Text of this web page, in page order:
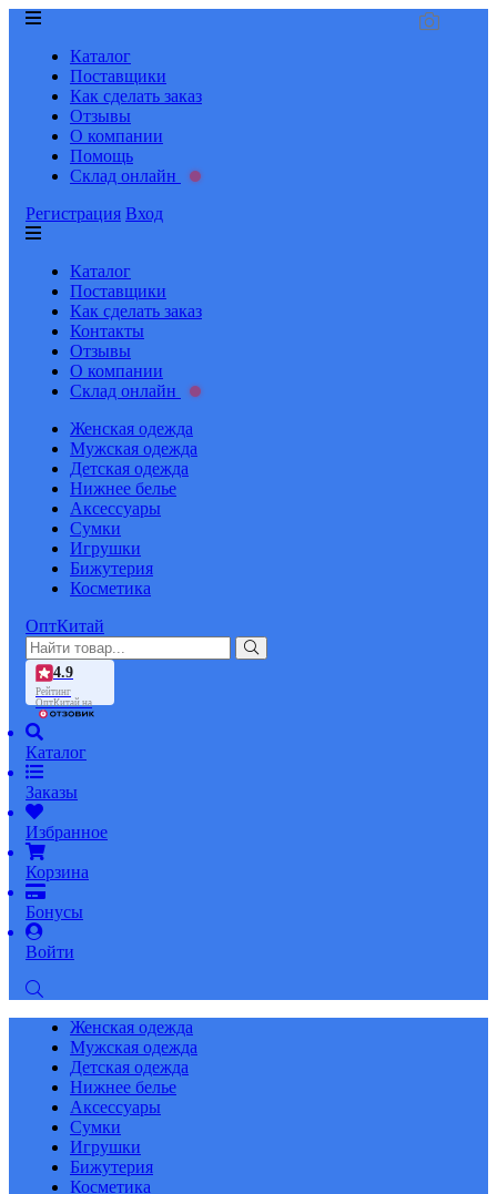
Каталог
Поставщики
Как сделать заказ
Отзывы
О компании
Помощь
Склад онлайн
Регистрация Вход
Каталог
Поставщики
Как сделать заказ
Контакты
Отзывы
О компании
Склад онлайн
Женская одежда
Мужская одежда
Детская одежда
Нижнее белье
Аксессуары
Сумки
Игрушки
Бижутерия
Косметика
ОптКитай
4.9
Рейтинг
ОптКитай на
Каталог
Заказы
Избранное
Корзина
Бонусы
Войти
Женская одежда
Мужская одежда
Детская одежда
Нижнее белье
Аксессуары
Сумки
Игрушки
Бижутерия
Косметика